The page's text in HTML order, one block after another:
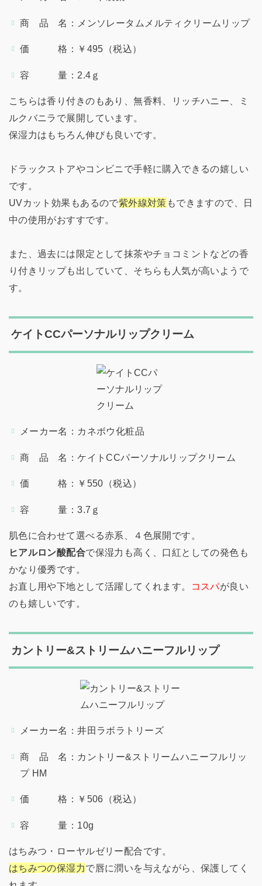
商 品 名：メンソレータムメルティクリームリップ
価 格：￥495（税込）
容 量：2.4ｇ
こちらは香り付きのもあり、無香料、リッチハニー、ミ
ルクバニラで展開しています。
保湿力はもちろん伸びも良いです。
ドラックストアやコンビニで手軽に購入できるの嬉しい
です。
UVカット効果もあるので紫外線対策 もできますので、日
中の使用がおすすです。
また、過去には限定として抹茶やチョコミントなどの香
り付きリップも出していて、そちらも人気が高いようで
す。
ケイトCCパーソナルリップクリーム
メーカー名：カネボウ化粧品
商 品 名：ケイトCCパーソナルリップクリーム
価 格：￥550（税込）
容 量：3.7ｇ
肌色に合わせて選べる赤系、４色展開です。
ヒアルロン酸配合で保湿力も高く、口紅としての発色も
かなり優秀です。
お直し用や下地として活躍してくれます。
コスパが良い
のも嬉しいです。
カントリー&ストリームハニーフルリップ
メーカー名：井田ラボラトリーズ
商 品 名：カントリー&ストリームハニーフルリッ
プ HM
価 格：￥506（税込）
容 量：10g
はちみつ・ローヤルゼリー配合です。
はちみつの保湿力で唇に潤いを与えながら、保護してく